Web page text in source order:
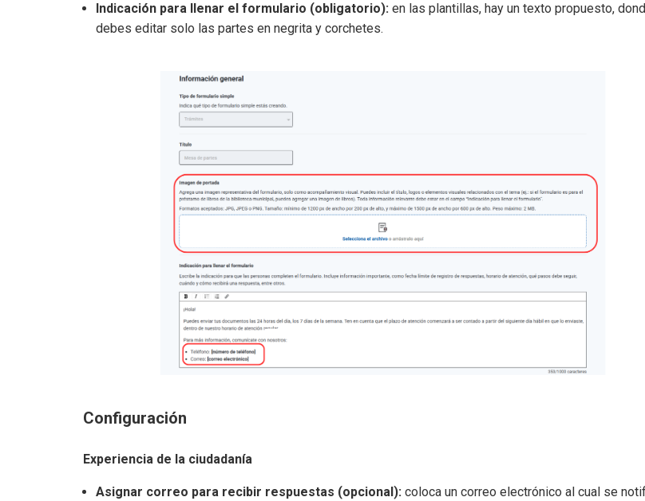
Indicación para llenar el formulario (obligatorio): en las plantillas, hay un texto propuesto,
debes editar solo las partes en negrita y corchetes.
Configuración
Experiencia de la ciudadanía
Asignar correo para recibir respuestas (opcional): coloca un correo electrónico al cual se